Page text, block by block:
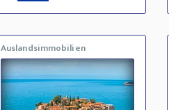
Auslandsimmobilien